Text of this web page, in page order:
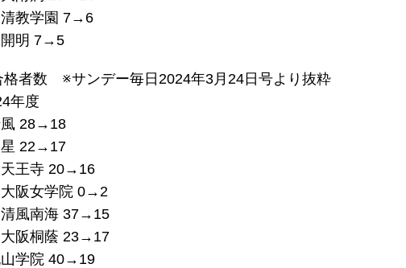
教学園 7→6
明 7→5
格者数 ※サンデー毎日2024年3月24日号より抜粋
年度
28→18
22→17
王寺 20→16
阪女学院 0→2
風南海 37→15
阪桐蔭 23→17
学院 40→19